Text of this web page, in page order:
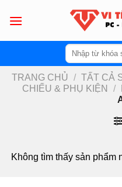
Tìm
kiếm:
TRANG CHỦ / TẤT CẢ
CHIẾU & PHỤ KIỆN
/
Không tìm thấy sản